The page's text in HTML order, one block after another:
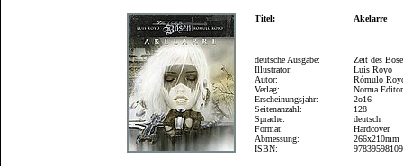
Titel: Akelarre
deutsche Ausgabe:
Illustrator:
Autor:
Verlag:
Erscheinungsjahr:
Seitenanzahl:
Sprache:
Format:
Abmessung:
ISBN:
Zeit des
Luis Royo
Rómulo
Norma
2o16
128
deutsch
Hardcover
266x210mm